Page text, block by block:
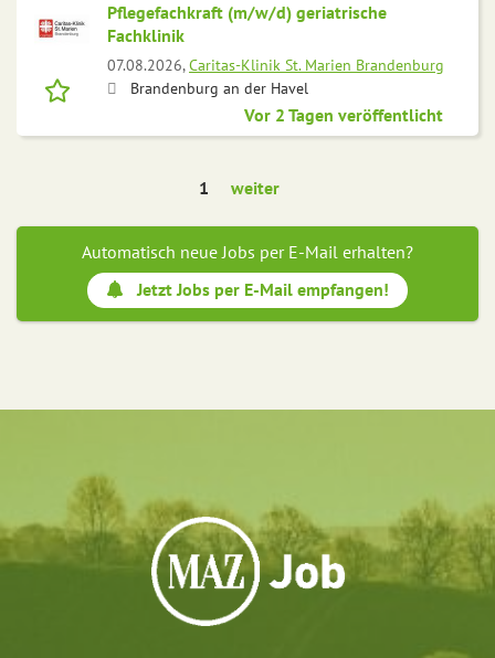
Pflegefachkraft (m/w/d) geriatrische
Fachklinik
07.08.2026,Caritas-Klinik St. Marien Brandenburg
Brandenburg an der Havel
Vor 2 Tagen veröffentlicht
1 weiter
Automatisch neue Jobs per E-Mail erhalten?
Jetzt Jobs per E-Mail empfangen!